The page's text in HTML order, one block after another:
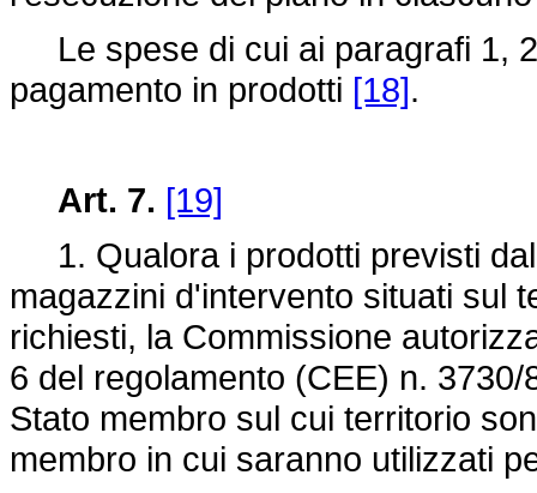
Le spese di cui ai paragrafi 1,
pagamento in prodotti [18].
Art. 7. [19]
1. Qualora i prodotti previsti
magazzini d'intervento situati sul
richiesti, la Commissione
6 del regolamento (CEE) n.
Stato membro sul cui territorio
membro in cui saranno utilizzati